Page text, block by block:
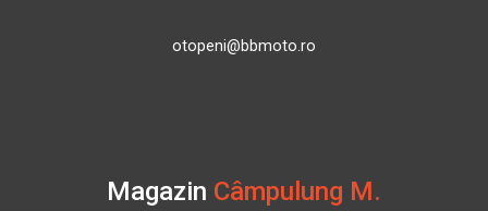
otopeni@bbmoto.ro
Magazin Câmpulung M.